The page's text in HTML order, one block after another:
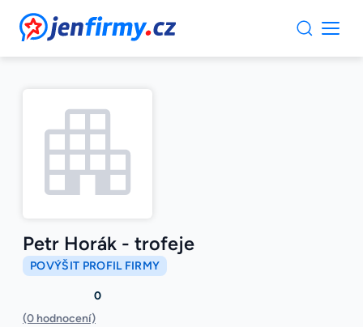
JenFirmy.cz
Petr Horák - trofeje
POVÝŠIT PROFIL FIRMY
0
(0 hodnocení)